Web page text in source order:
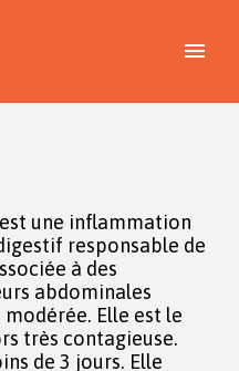
une inflammation
responsable de
à des
abdominales
Elle est le
très contagieuse.
de 3 jours. Elle